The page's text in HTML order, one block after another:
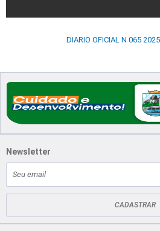
DIARIO OFICIAL N 065
Newsletter
mail
CADASTRAR